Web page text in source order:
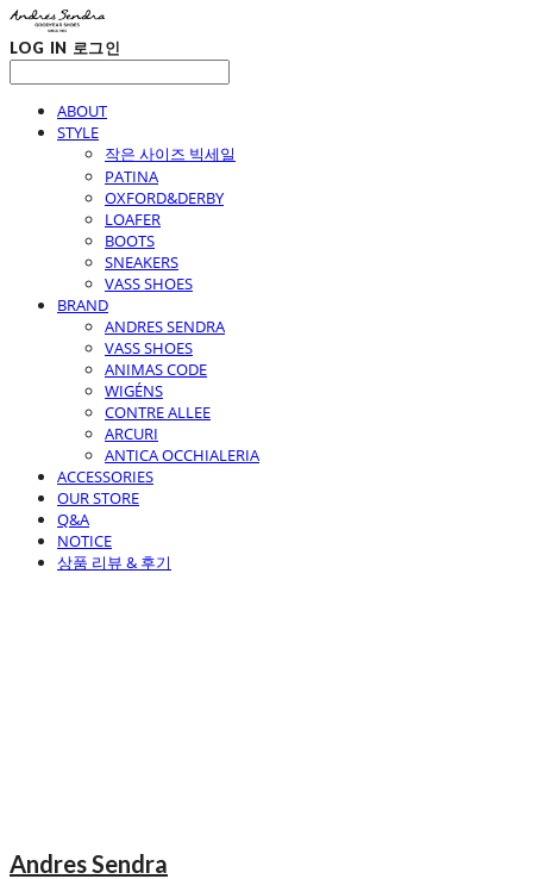
LOG IN 로그인
ABOUT
STYLE
작은 사이즈 빅세일
PATINA
OXFORD&DERBY
LOAFER
BOOTS
SNEAKERS
VASS SHOES
BRAND
ANDRES SENDRA
VASS SHOES
ANIMAS CODE
WIGÉNS
CONTRE ALLEE
ARCURI
ANTICA OCCHIALERIA
ACCESSORIES
OUR STORE
Q&A
NOTICE
상품 리뷰 & 후기
Andres Sendra